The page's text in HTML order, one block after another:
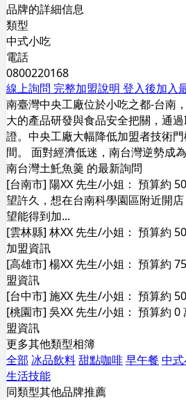
品牌的詳細信息
類型
中式小吃
電話
0800220168
線上詢問 完整加盟說明 登入後加入
南臺灣中央工廠位於小吃之都-台南
大的產品研發與食品安全把關，通
證。中央工廠大幅降低加盟者技術
間。 面對經濟低迷，南台灣逆勢成
南台灣土魠魚羹 的最新詢問
[台南市] 陽XX 先生/小姐： 預算約
望許久，想在台南科學園區附近開
望能得到加...
[雲林縣] 林XX 先生/小姐： 預算約
加盟資訊
[高雄市] 楊XX 先生/小姐： 預算約
盟資訊
[台中市] 施XX 先生/小姐： 預算約
[桃園市] 吳XX 先生/小姐： 預算約 0
盟資訊
更多其他類型相簿
全部 冰品飲料甜點咖啡早午餐 中
生活技能
同類型其他品牌推薦